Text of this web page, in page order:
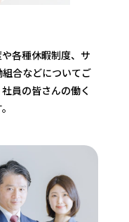
各種休暇制度、サ
合などについてご
員の皆さんの働く